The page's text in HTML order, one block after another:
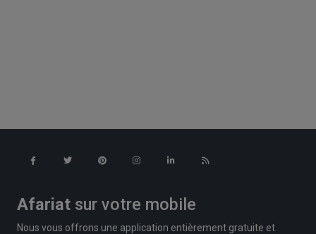
Afariat sur votre mobile
Nous vous offrons une application entièrement gratuite et